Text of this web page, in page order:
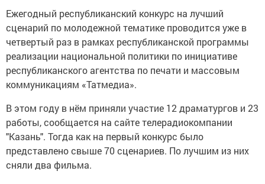
Ежегодный республиканский конкурс на лучший
сценарий по молодежной тематике проводится уже в
четвертый раз в рамках республиканской программы
реализации национальной политики по инициативе
республиканского агентства по печати и массовым
коммуникациям «Татмедиа».
В этом году в нём приняли участие 12 драматургов и 23
работы, сообщается на сайте телерадиокомпании
"Казань". Тогда как на первый конкурс было
представлено свыше 70 сценариев. По лучшим из них
сняли два фильма.